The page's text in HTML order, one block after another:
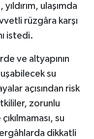
yıldırım, ulaşımda
rüzgâra karşı
istedi.
ve altyapının
su
açısından risk
zorunlu
su
dikkatli